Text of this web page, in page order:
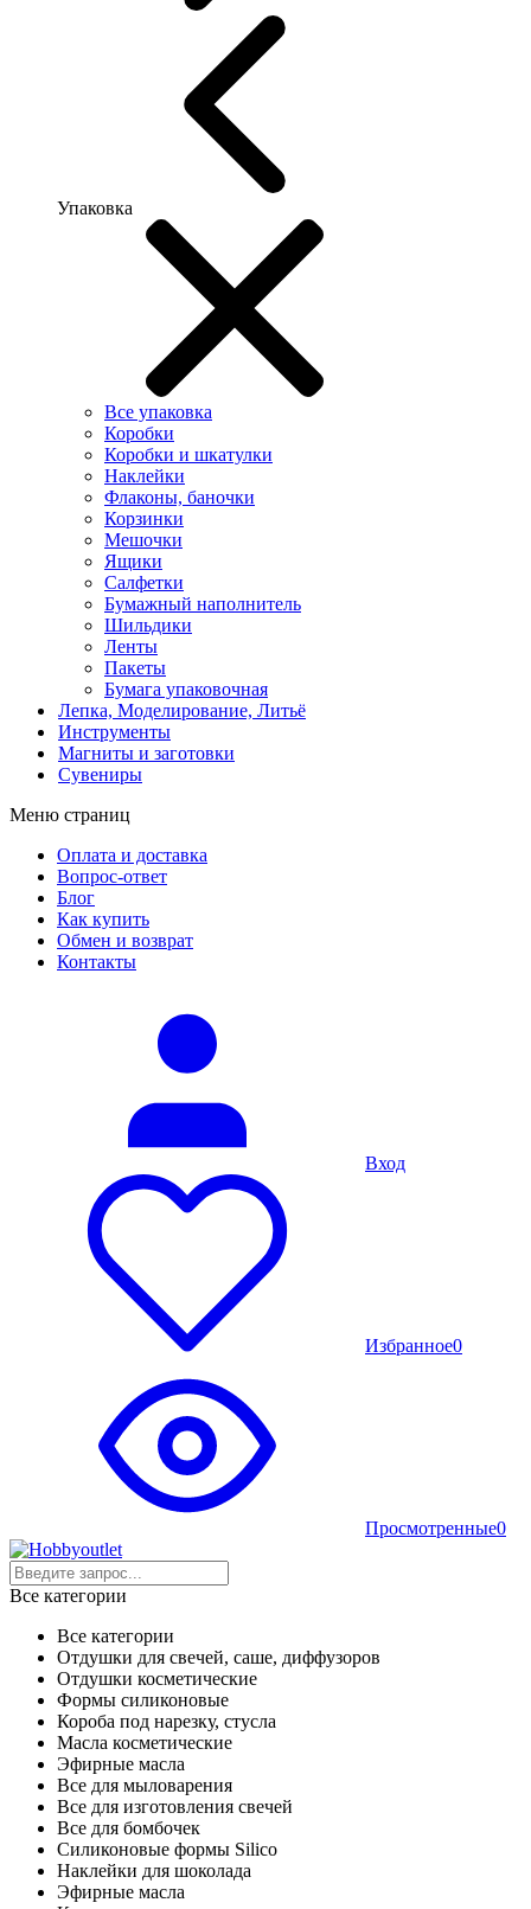
Упаковка
Все упаковка
Коробки
Коробки и шкатулки
Наклейки
Флаконы, баночки
Корзинки
Мешочки
Ящики
Салфетки
Бумажный наполнитель
Шильдики
Ленты
Пакеты
Бумага упаковочная
Лепка, Моделирование, Литьё
Инструменты
Магниты и заготовки
Сувениры
Меню страниц
Оплата и доставка
Вопрос-ответ
Блог
Как купить
Обмен и возврат
Контакты
Вход
Избранное0
Просмотренные0
Все категории
Все категории
Отдушки для свечей, саше, диффузоров
Отдушки косметические
Формы силиконовые
Короба под нарезку, стусла
Масла косметические
Эфирные масла
Все для мыловарения
Все для изготовления свечей
Все для бомбочек
Силиконовые формы Silico
Наклейки для шоколада
Эфирные масла